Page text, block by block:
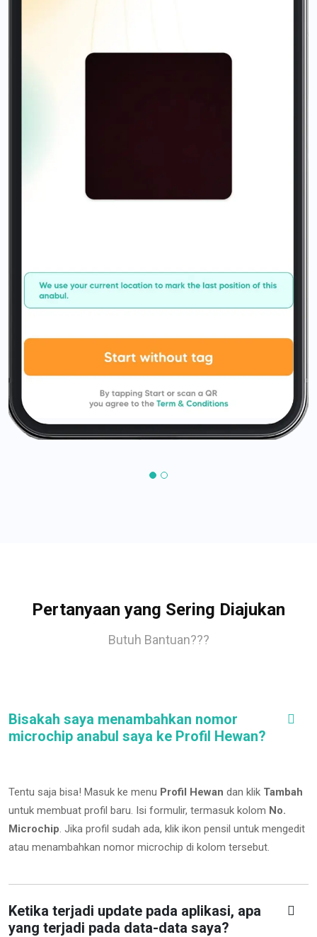
Pertanyaan yang Sering Diajukan
Butuh Bantuan???
Bisakah saya menambahkan nomor
microchip anabul saya ke Profil Hewan?
Tentu saja bisa! Masuk ke menu Profil Hewan dan klik Tambah
untuk membuat profil baru. Isi formulir, termasuk kolom No.
Microchip. Jika profil sudah ada, klik ikon pensil untuk mengedit
atau menambahkan nomor microchip di kolom tersebut.
Ketika terjadi update pada aplikasi, apa
yang terjadi pada data-data saya?